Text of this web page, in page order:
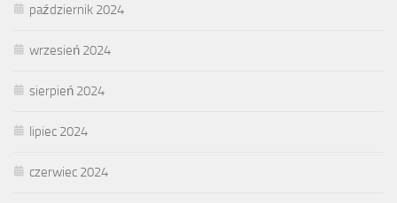
październik 2024
wrzesień 2024
sierpień 2024
lipiec 2024
czerwiec 2024